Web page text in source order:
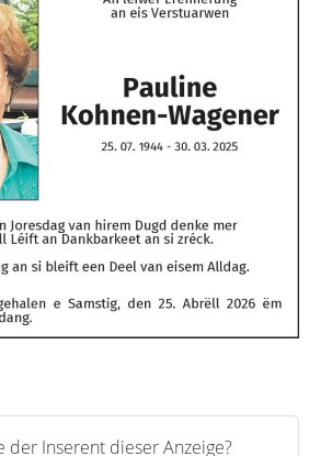
der Inserent dieser Anzeige?